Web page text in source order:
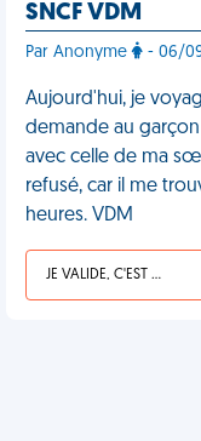
SNCF VDM
Par Anonyme - 06/
Aujourd'hui, je
demande au
avec celle de ma
refusé, car il me
heures. VDM
JE VALIDE, C'EST UNE VDM